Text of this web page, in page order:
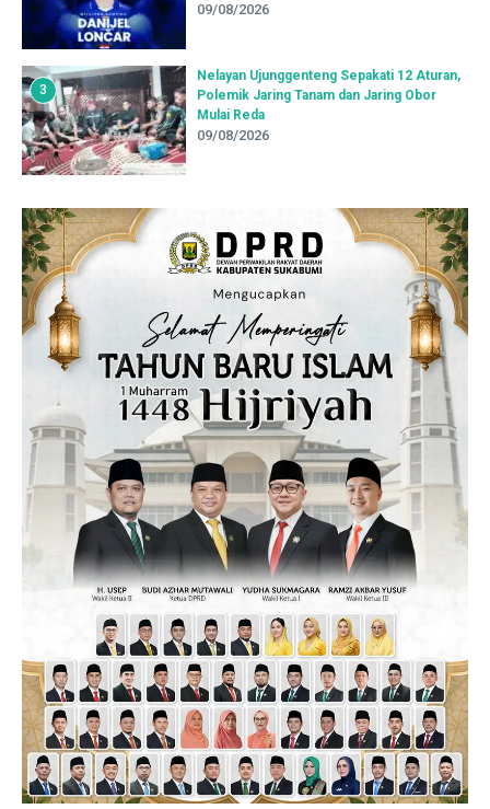
09/08/2026
3
Nelayan Ujunggenteng Sepakati 12 Aturan,
Polemik Jaring Tanam dan Jaring Obor
Mulai Reda
09/08/2026